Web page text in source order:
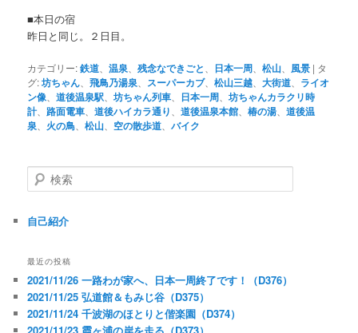
■本日の宿
昨日と同じ。２日目。
カテゴリー:鉄道 、温泉 、残念なできごと 日本一周 、松山 風景 | タ
グ:坊ちゃん 、飛鳥乃湯泉 スーパーカブ、松山三越 、大街道
ライオ
ン像 、道後温泉駅 、坊ちゃん列車 日本一周 、坊ちゃんカラクリ時
計、路面電車 、道後ハイカラ通り 、道後温泉本館 、椿の湯 、道後温
泉
火の鳥 、松山 空の散歩道 、バイク
検
索
自己紹介
最近の投稿
2021/11/26 一路わが家へ、日本一周終了です！（D376）
2021/11/25 弘道館＆もみじ谷（D375）
2021/11/24 千波湖のほとりと偕楽園（D374）